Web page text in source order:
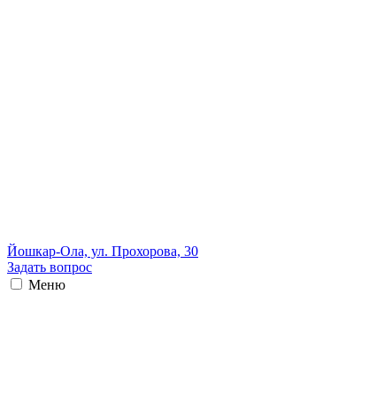
Йошкар-Ола, ул. Прохорова, 30
Задать вопрос
Меню